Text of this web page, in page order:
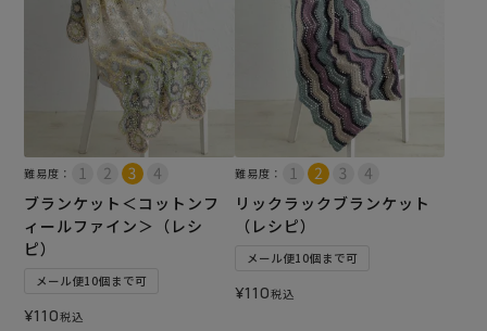
難易度：
ブランケット＜コットンフ
ィールファイン＞（レシ
ピ）
メール便10個まで可
¥110税込
難易度：
リックラックブランケット
（レシピ）
メール便10個まで可
¥110税込